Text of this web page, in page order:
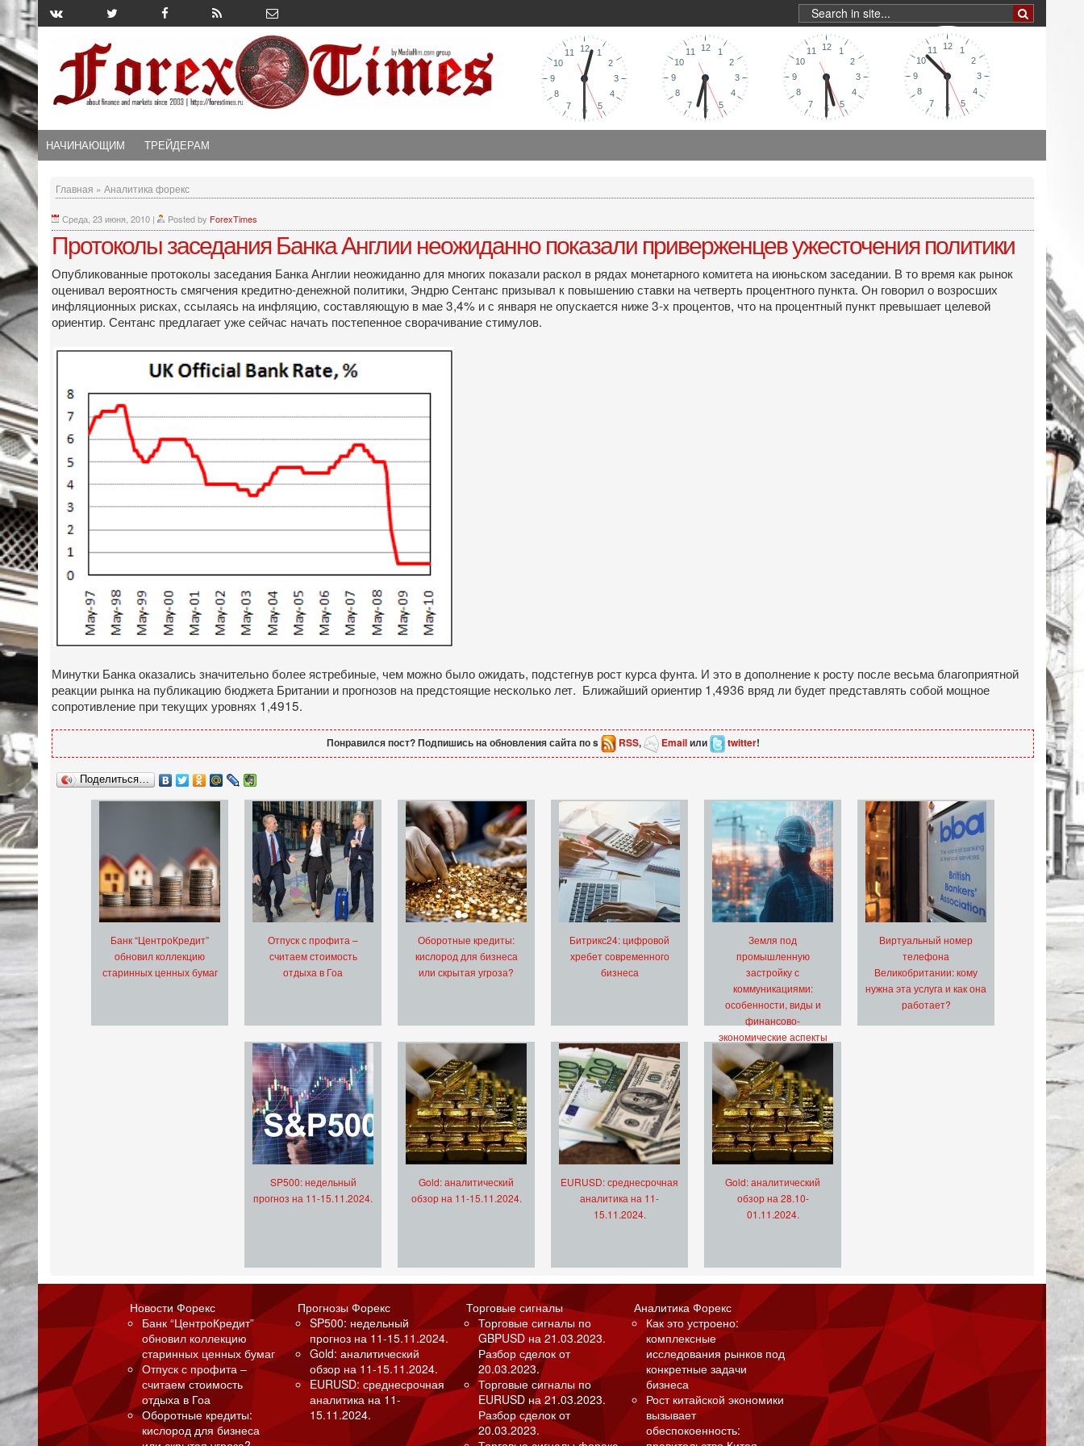
НАЧИНАЮЩИМ ТРЕЙДЕРАМ
Главная » Аналитика форекс
Среда, 23 июня, 2010 | Posted by ForexTimes
Протоколы заседания Банка Англии неожиданно показали приверженцев ужесточения политики
Опубликованные протоколы заседания Банка Англии неожиданно для многих показали раскол в рядах монетарного комитета на июньском заседании. В то время как рынок
оценивал вероятность смягчения кредитно-денежной политики, Эндрю Сентанс призывал к повышению ставки на четверть процентного пункта. Он говорил о возросших
инфляционных рисках, ссылаясь на инфляцию, составляющую в мае 3,4% и с января не опускается ниже 3-х процентов, что на процентный пункт превышает целевой
ориентир. Сентанс предлагает уже сейчас начать постепенное сворачивание стимулов.
Минутки Банка оказались значительно более ястребиные, чем можно было ожидать, подстегнув рост курса фунта. И это в дополнение к росту после весьма благоприятной
реакции рынка на публикацию бюджета Британии и прогнозов на предстоящие несколько лет. Ближайший ориентир 1,4936 вряд ли будет представлять собой мощное
сопротивление при текущих уровнях 1,4915.
Понравился пост? Подпишись на обновления сайта по s RSS, Emailили twitter!
Поделиться…
Банк “ЦентроКредит”
обновил коллекцию
старинных ценных бумаг
Отпуск с профита –
считаем стоимость
отдыха в Гоа
Оборотные кредиты:
кислород для бизнеса
или скрытая угроза?
Битрикс24: цифровой
хребет современного
бизнеса
Земля под
промышленную
застройку с
коммуникациями:
особенности, виды и
финансово-
экономические аспекты
Виртуальный номер
телефона
Великобритании: кому
нужна эта услуга и как она
работает?
SP500: недельный
прогноз на 11-15.11.2024.
Gold: аналитический
обзор на 11-15.11.2024.
EURUSD: среднесрочная
аналитика на 11-
15.11.2024.
Gold: аналитический
обзор на 28.10-
01.11.2024.
Новости Форекс
Банк “ЦентроКредит”
обновил коллекцию
старинных ценных бумаг
Отпуск с профита –
считаем стоимость
отдыха в Гоа
Оборотные кредиты:
кислород для бизнеса
Прогнозы Форекс
SP500: недельный
прогноз на 11-15.11.2024.
Gold: аналитический
обзор на 11-15.11.2024.
EURUSD: среднесрочная
аналитика на 11-
15.11.2024.
Торговые сигналы
Торговые сигналы по
GBPUSD на 21.03.2023.
Разбор сделок от
20.03.2023.
Торговые сигналы по
EURUSD на 21.03.2023.
Разбор сделок от
20.03.2023.
Аналитика Форекс
Как это устроено:
комплексные
исследования рынков под
конкретные задачи
бизнеса
Рост китайской экономики
вызывает
обеспокоенность: